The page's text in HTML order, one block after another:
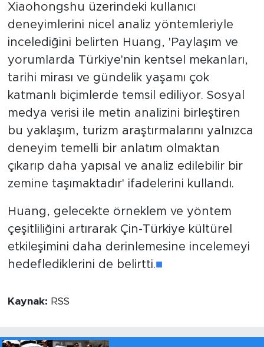
Xiaohongshu üzerindeki kullanıcı
deneyimlerini nicel analiz yöntemleriyle
incelediğini belirten Huang, 'Paylaşım ve
yorumlarda Türkiye'nin kentsel mekanları,
tarihi mirası ve gündelik yaşamı çok
katmanlı biçimlerde temsil ediliyor. Sosyal
medya verisi ile metin analizini birleştiren
bu yaklaşım, turizm araştırmalarını yalnızca
deneyim temelli bir anlatım olmaktan
çıkarıp daha yapısal ve analiz edilebilir bir
zemine taşımaktadır' ifadelerini kullandı.
Huang, gelecekte örneklem ve yöntem
çeşitliliğini artırarak Çin-Türkiye kültürel
etkileşimini daha derinlemesine incelemeyi
hedeflediklerini de belirtti.■
Kaynak: RSS